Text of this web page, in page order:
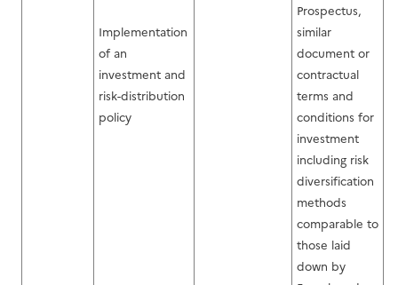
Implementation
of an
investment and
risk-distribution
policy
Prospectus,
similar
document or
contractual
terms and
conditions for
investment
including risk
diversification
methods
comparable to
those laid
down by